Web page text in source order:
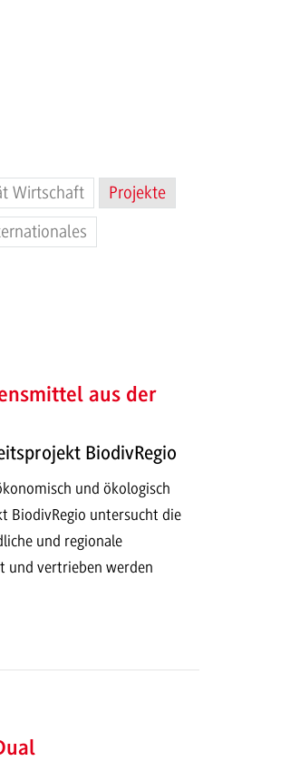
Wirtschaft
Projekte
aus der
BiodivRegio
und ökologisch
BiodivRegio untersucht die
und regionale
und vertrieben werden